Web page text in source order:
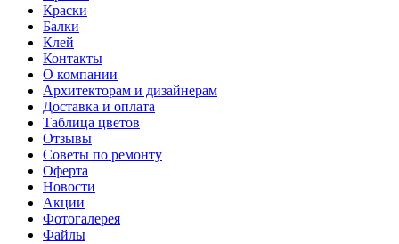
Краски
Балки
Клей
Контакты
О компании
Архитекторам и дизайнерам
Доставка и оплата
Таблица цветов
Отзывы
Советы по ремонту
Оферта
Новости
Акции
Фотогалерея
Файлы